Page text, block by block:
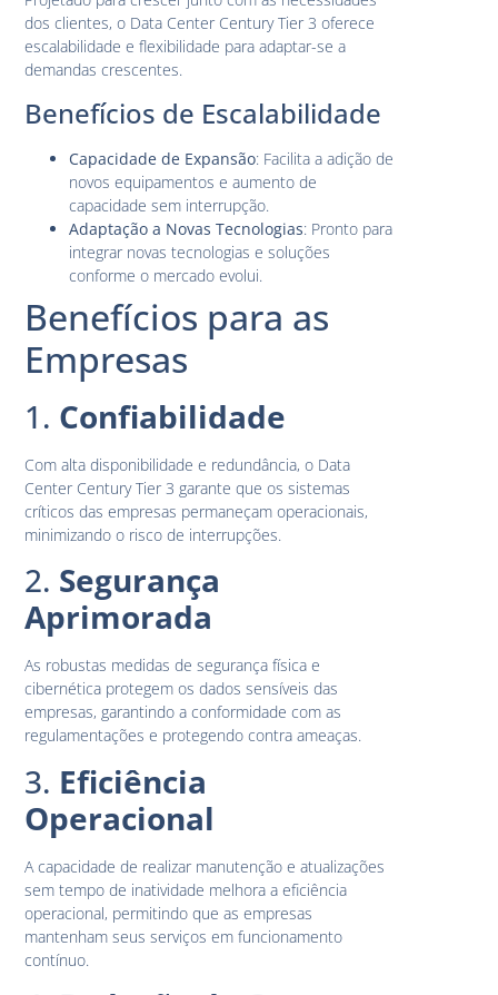
dos clientes, o Data Center Century Tier 3 oferece
escalabilidade e flexibilidade para adaptar-se a
demandas crescentes.
Benefícios de Escalabilidade
Capacidade de Expansão: Facilita a adição de
novos equipamentos e aumento de
capacidade sem interrupção.
Adaptação a Novas Tecnologias: Pronto para
integrar novas tecnologias e soluções
conforme o mercado evolui.
Benefícios para as
Empresas
1. Confiabilidade
Com alta disponibilidade e redundância, o Data
Center Century Tier 3 garante que os sistemas
críticos das empresas permaneçam operacionais,
minimizando o risco de interrupções.
2. Segurança
Aprimorada
As robustas medidas de segurança física e
cibernética protegem os dados sensíveis das
empresas, garantindo a conformidade com as
regulamentações e protegendo contra ameaças.
3. Eficiência
Operacional
A capacidade de realizar manutenção e atualizações
sem tempo de inatividade melhora a eficiência
operacional, permitindo que as empresas
mantenham seus serviços em funcionamento
contínuo.